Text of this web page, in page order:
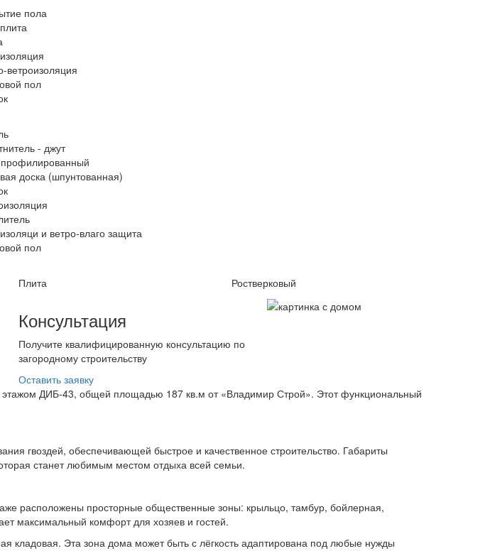
пола
ветроизоляция
пол
- джут
доска (шпунтованная)
и ветро-влаго защита
пол
Плита Ростверковый
Консультация
Получите квалифицированную консультацию по
загородному строительству
Оставить заявку
ДИБ-43, общей площадью 187 кв.м от «Владимир Строй». Этот функциональный
гвоздей, обеспечивающей быстрое и качественное строительство. Габариты
станет любимым местом отдыха всей семьи.
расположены просторные общественные зоны: крыльцо, тамбур, бойлерная,
максимальный комфорт для хозяев и гостей.
кладовая. Эта зона дома может быть с лёгкость адаптирована под любые нужды